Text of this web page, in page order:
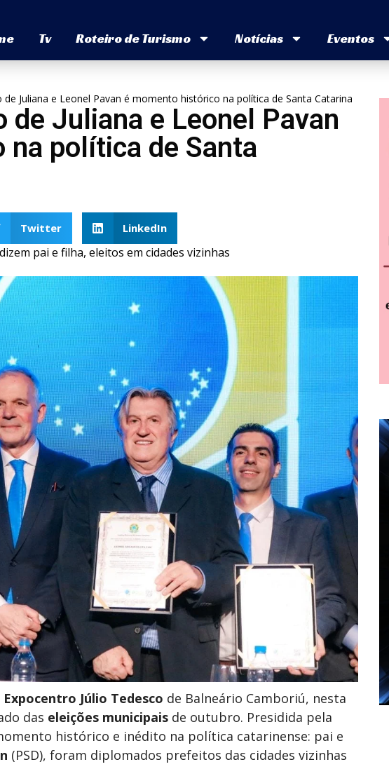
Tv Roteiro de Turismo Notícias Eventos
de Juliana e Leonel Pavan é momento histórico na política de Santa Catarina
de Juliana e Leonel Pavan
política de Santa
Twitter LinkedIn
pai e filha, eleitos em cidades vizinhas
Expocentro Júlio Tedesco de Balneário Camboriú, nesta
das eleições municipais de outubro. Presidida pela
histórico e inédito na política catarinense: pai e
(PSD), foram diplomados prefeitos das cidades vizinhas